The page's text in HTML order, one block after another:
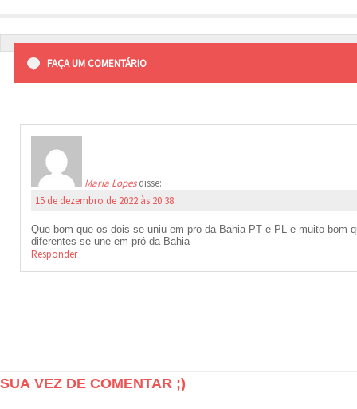
FAÇA UM COMENTÁRIO
Maria Lopes disse:
15 de dezembro de 2022 às 20:38
Que bom que os dois se uniu em pro da Bahia PT e PL e muito bom
diferentes se une em pró da Bahia
Responder
SUA VEZ DE COMENTAR ;)